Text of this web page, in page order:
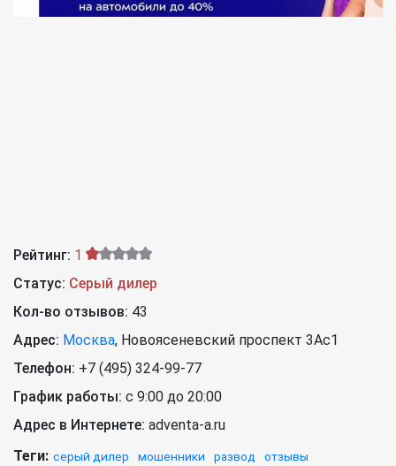
Рейтинг: 1
Статус: Серый дилер
Кол-во отзывов: 43
Адрес: Москва, Новоясеневский проспект 3Ас1
Телефон: +7 (495) 324-99-77
График работы: с 9:00 до 20:00
Адрес в Интернете: adventa-a.ru
Теги: серый дилер мошенники развод
отзывы